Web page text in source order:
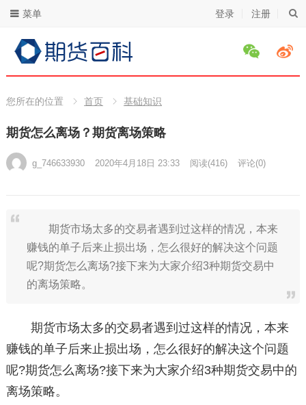
登录 注册
菜单
您所在的位置 首页 基础知识
期货怎么离场？期货离场策略
g_746633930 2020年4月18日 23:33 阅读(416) 评论(0)
期货市场太多的交易者遇到过这样的情况，本来
赚钱的单子后来止损出场，怎么很好的解决这个问题
呢?期货怎么离场?接下来为大家介绍3种期货交易中
的离场策略。
期货市场太多的交易者遇到过这样的情况，本来
赚钱的单子后来止损出场，怎么很好的解决这个问题
呢?期货怎么离场?接下来为大家介绍3种期货交易中的
离场策略。